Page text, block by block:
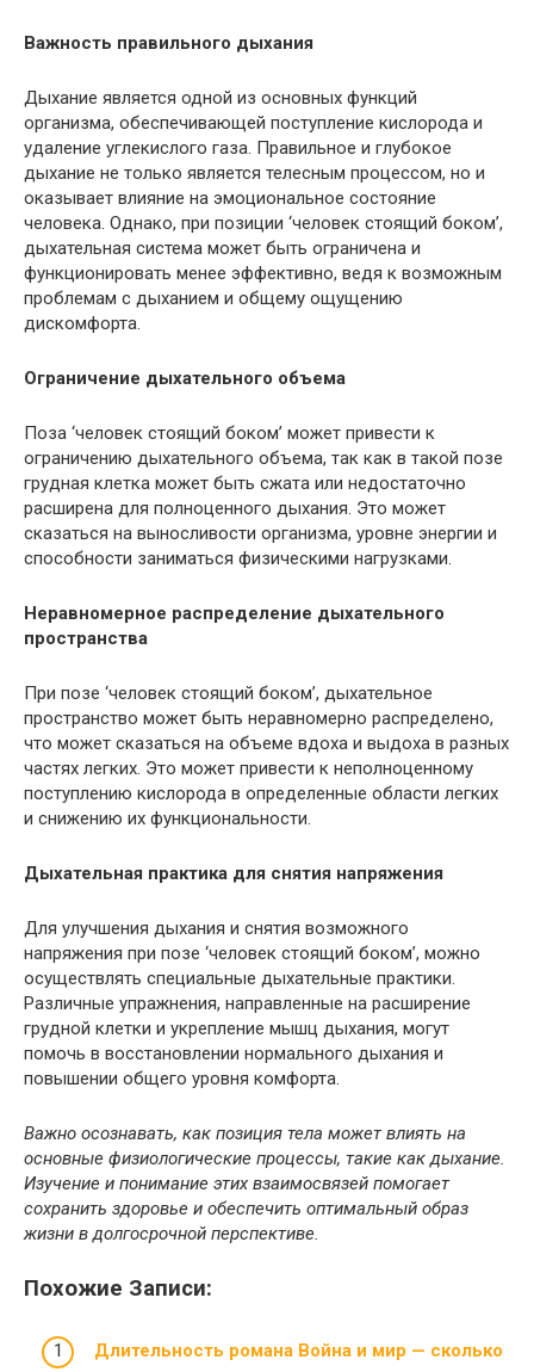
Важность правильного дыхания
Дыхание является одной из основных функций
организма, обеспечивающей поступление кислорода и
удаление углекислого газа. Правильное и глубокое
дыхание не только является телесным процессом, но и
оказывает влияние на эмоциональное состояние
человека. Однако, при позиции ‘человек стоящий боком’,
дыхательная система может быть ограничена и
функционировать менее эффективно, ведя к возможным
проблемам с дыханием и общему ощущению
дискомфорта.
Ограничение дыхательного объема
Поза ‘человек стоящий боком’ может привести к
ограничению дыхательного объема, так как в такой позе
грудная клетка может быть сжата или недостаточно
расширена для полноценного дыхания. Это может
сказаться на выносливости организма, уровне энергии и
способности заниматься физическими нагрузками.
Неравномерное распределение дыхательного
пространства
При позе ‘человек стоящий боком’, дыхательное
пространство может быть неравномерно распределено,
что может сказаться на объеме вдоха и выдоха в разных
частях легких. Это может привести к неполноценному
поступлению кислорода в определенные области легких
и снижению их функциональности.
Дыхательная практика для снятия напряжения
Для улучшения дыхания и снятия возможного
напряжения при позе ‘человек стоящий боком’, можно
осуществлять специальные дыхательные практики.
Различные упражнения, направленные на расширение
грудной клетки и укрепление мышц дыхания, могут
помочь в восстановлении нормального дыхания и
повышении общего уровня комфорта.
Важно осознавать, как позиция тела может влиять на
основные физиологические процессы, такие как дыхание.
Изучение и понимание этих взаимосвязей помогает
сохранить здоровье и обеспечить оптимальный образ
жизни в долгосрочной перспективе.
Похожие Записи:
Длительность романа Война и мир — сколько